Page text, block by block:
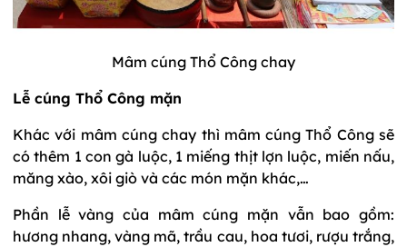
Mâm cúng Thổ Công chay
Lễ cúng Thổ Công mặn
Khác với mâm cúng chay thì mâm cúng Thổ Công sẽ
có thêm 1 con gà luộc, 1 miếng thịt lợn luộc, miến nấu,
măng xào, xôi giò và các món mặn khác,…
Phần lễ vàng của mâm cúng mặn vẫn bao gồm:
hương nhang, vàng mã, trầu cau, hoa tươi, rượu trắng,